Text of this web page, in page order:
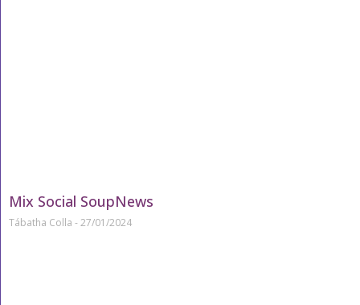
Mix Social SoupNews
Tábatha Colla 27/01/2024